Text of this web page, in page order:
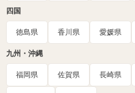
四国
徳島県 香川県 愛媛県
九州・沖縄
福岡県 佐賀県 長崎県